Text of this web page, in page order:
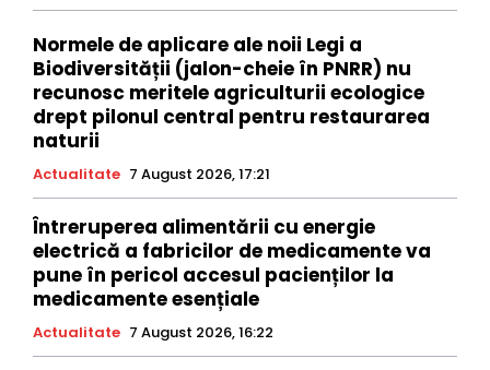
Normele de aplicare ale noii Legi a
Biodiversității (jalon-cheie în PNRR) nu
recunosc meritele agriculturii ecologice
drept pilonul central pentru restaurarea
naturii
Actualitate 7 August 2026, 17:21
Întreruperea alimentării cu energie
electrică a fabricilor de medicamente va
pune în pericol accesul pacienților la
medicamente esențiale
Actualitate 7 August 2026, 16:22